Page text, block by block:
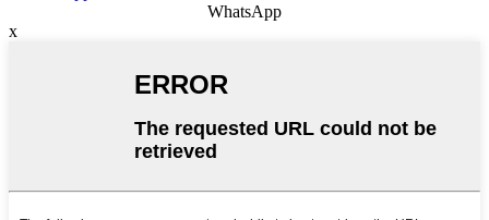
WhatsApp
x